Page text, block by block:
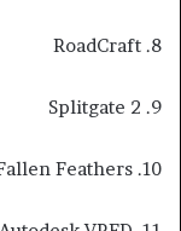
8. RoadCraft
9. Splitgate 2
10. WUCHANG: Fallen Feathers